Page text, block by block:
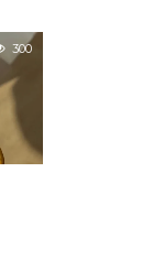
300